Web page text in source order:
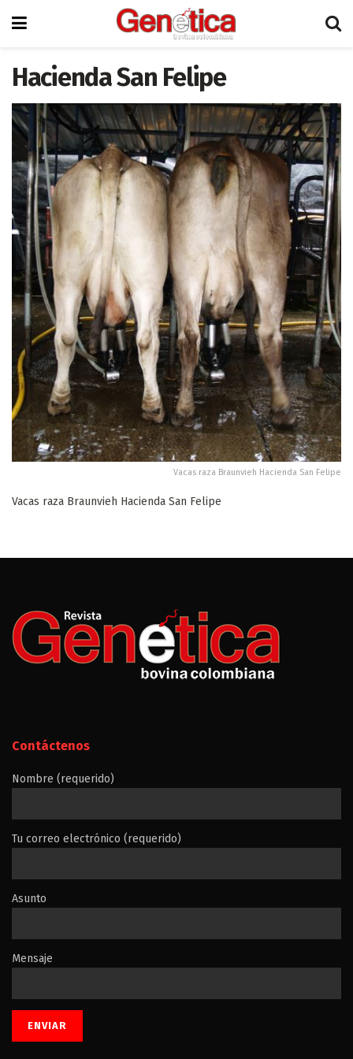
Hacienda San Felipe
Vacas raza Braunvieh Hacienda San Felipe
Vacas raza Braunvieh Hacienda San Felipe
Contáctenos
Nombre (requerido)
Tu correo electrónico (requerido)
Asunto
Mensaje